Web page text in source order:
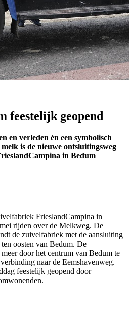
feestelijk geopend
en verleden én een symbolisch
is de nieuwe ontsluitingsweg
in Bedum
FrieslandCampina in
rijden over de Melkweg. De
de zuivelfabriek met de aansluiting
oosten van Bedum. De
door het centrum van Bedum te
naar de Eemshavenweg.
feestelijk geopend door